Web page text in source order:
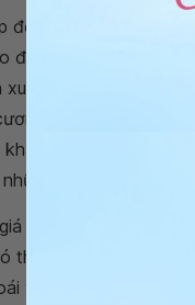
đến nhiều khía cạnh
đó,
xuất tinh, hoặc các
dương vật vào
năng nam giới
bạn tình khác
chức năng cương
thể phải trả lời một
và có đau khi quan